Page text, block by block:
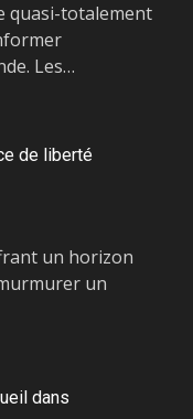
quasi-totalement
Les…
de liberté
un horizon
un
dans